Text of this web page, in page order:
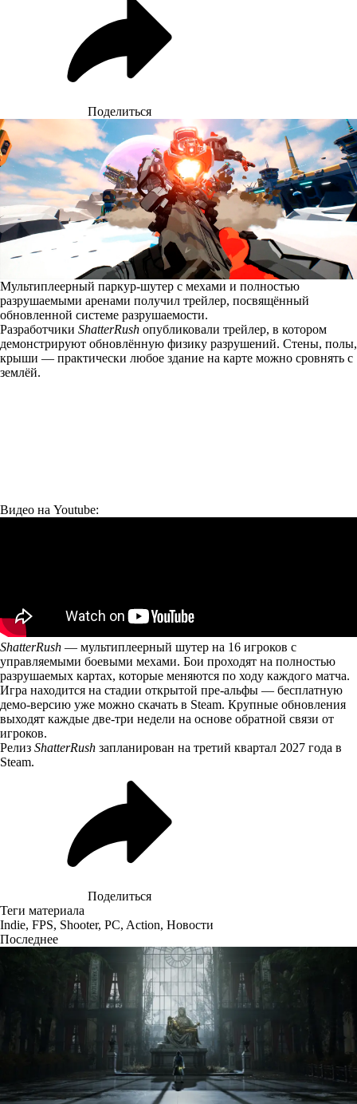
Поделиться
Мультиплеерный паркур-шутер с мехами и полностью
разрушаемыми аренами получил трейлер, посвящённый
обновленной системе разрушаемости.
Разработчики ShatterRush опубликовали трейлер, в котором
демонстрируют обновлённую физику разрушений. Стены, полы,
крыши — практически любое здание на карте можно сровнять с
землёй.
Видео на Youtube:
ShatterRush — мультиплеерный шутер на 16 игроков с
управляемыми боевыми мехами. Бои проходят на полностью
разрушаемых картах, которые меняются по ходу каждого матча.
Игра находится на стадии открытой пре-альфы — бесплатную
демо-версию уже можно скачать в Steam. Крупные обновления
выходят каждые две-три недели на основе обратной связи от
игроков.
Релиз ShatterRush запланирован на третий квартал 2027 года в
Steam.
Поделиться
Теги материала
Indie, FPS, Shooter, PC, Action, Новости
Последнее